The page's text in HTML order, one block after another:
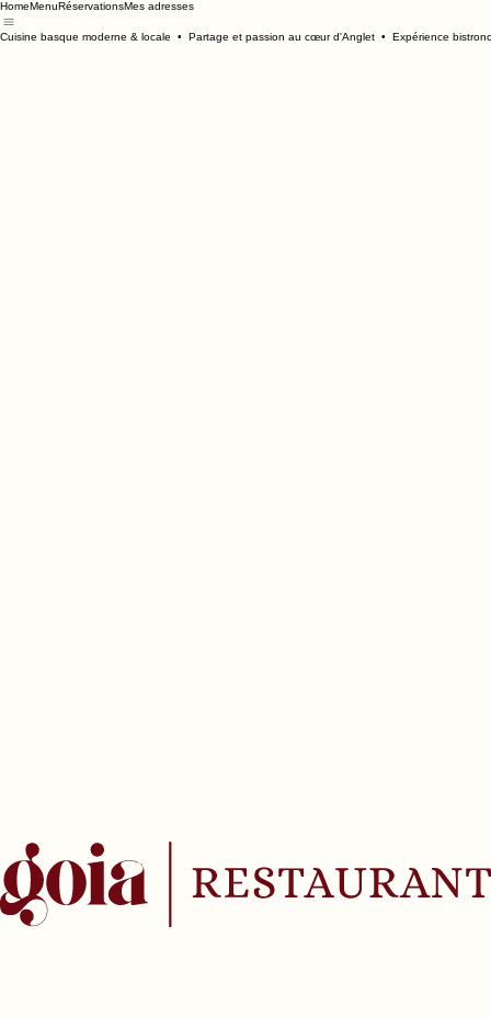
HomeMenuRéservationsMes adresses
Cuisine basque moderne & locale  •  Partage et passion au cœur d'Anglet  •  Expérience